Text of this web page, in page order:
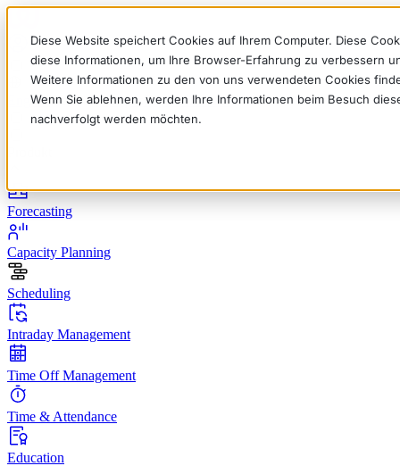
Diese Website speichert Cookies auf Ihrem Computer. Diese
diese Informationen, um Ihre Browser-Erfahrung zu verbessern
Weitere Informationen zu den von uns verwendeten Cookies
Wenn Sie ablehnen, werden Ihre Informationen beim Besuch
nachverfolgt werden möchten.
EnglishDeutschFrançais Español Italiano
Forecasting
Capacity Planning
Scheduling
Intraday Management
Time Off Management
Time & Attendance
Education